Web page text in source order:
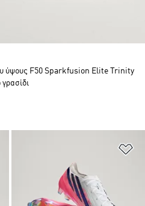
Προσθήκη στη Λίστα Επιθυμιών
ύψους F50 Sparkfusion Elite Trinity